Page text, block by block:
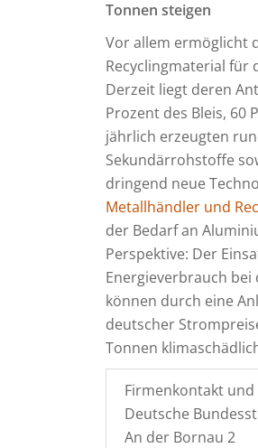
Tonnen steigen
Vor allem ermöglicht
Recyclingmaterial für
Derzeit liegt deren
Prozent des Bleis, 60
jährlich erzeugten
Sekundärrohstoffe
dringend neue
Metallhändler und
der Bedarf an
Perspektive: Der
Energieverbrauch
können durch eine
deutscher
Tonnen
Firmenkontakt
Deutsche
An der Bornau 2